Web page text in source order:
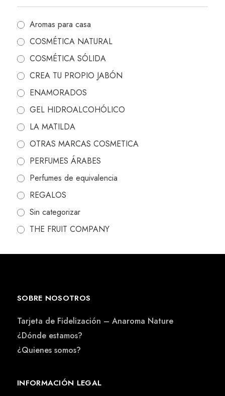
Aromas para casa
COSMÉTICA NATURAL
COSMÉTICA SÓLIDA
CREA TU PROPIO JABÓN
ENAMORADOS
GEL HIDROALCOHÓLICO
LA MATILDA
OTRAS MARCAS COSMETICA
PERFUMES ÁRABES
Perfumes de equivalencia
REGALOS
Sin categorizar
THE FRUIT COMPANY
SOBRE NOSOTROS
Tarjeta de Fidelización – Anaroma Nature
¿Dónde estamos?
¿Quienes somos?
INFORMACIÓN LEGAL